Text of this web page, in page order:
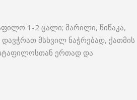
1-2 ცალი; მარილი, წიწაკა,
მსხვილ ნაჭრებად, ქათმის
ერთად და